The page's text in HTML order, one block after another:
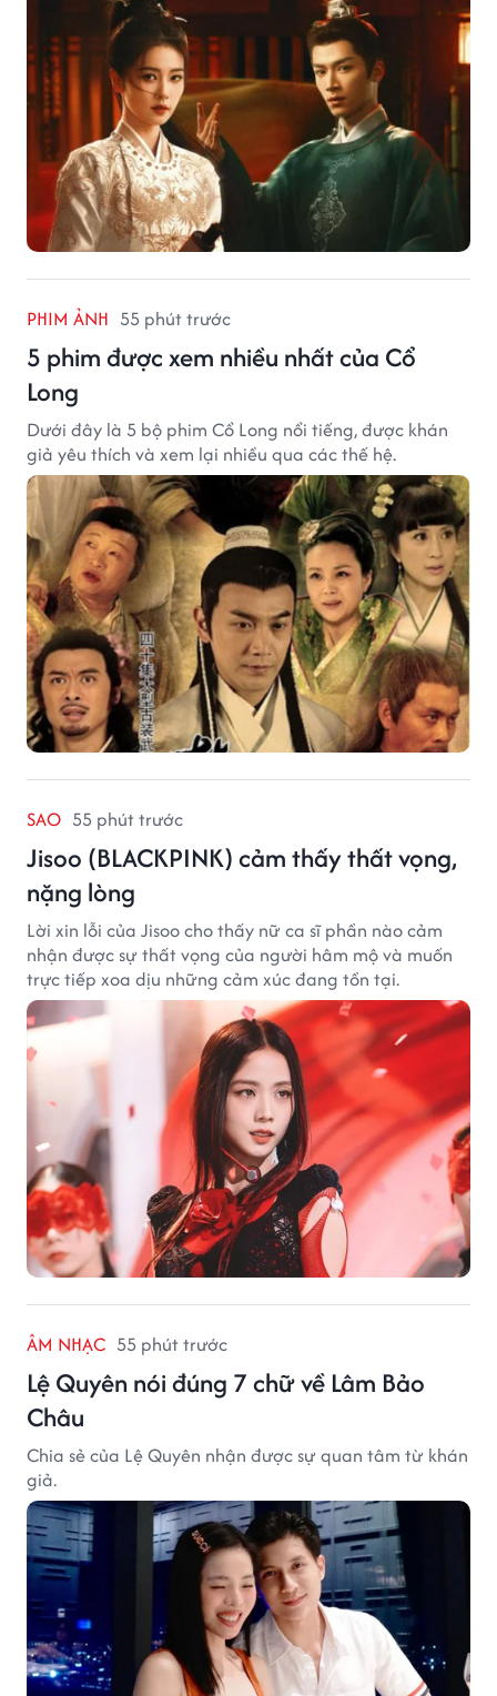
PHIM ẢNH 55 phút trước
5 phim được xem nhiều nhất của Cổ
Long
Dưới đây là 5 bộ phim Cổ Long nổi tiếng, được khán
giả yêu thích và xem lại nhiều qua các thế hệ.
SAO 55 phút trước
Jisoo (BLACKPINK) cảm thấy thất vọng,
nặng lòng
Lời xin lỗi của Jisoo cho thấy nữ ca sĩ phần nào cảm
nhận được sự thất vọng của người hâm mộ và muốn
trực tiếp xoa dịu những cảm xúc đang tồn tại.
ÂM NHẠC 55 phút trước
Lệ Quyên nói đúng 7 chữ về Lâm Bảo
Châu
Chia sẻ của Lệ Quyên nhận được sự quan tâm từ khán
giả.